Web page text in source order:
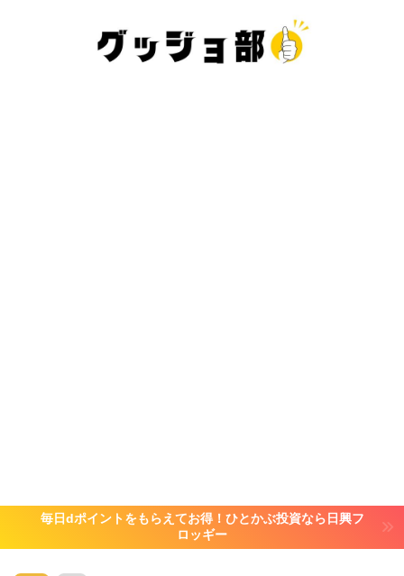
毎日dポイントをもらえてお得！ひとかぶ投資なら日興フ
ロッギー